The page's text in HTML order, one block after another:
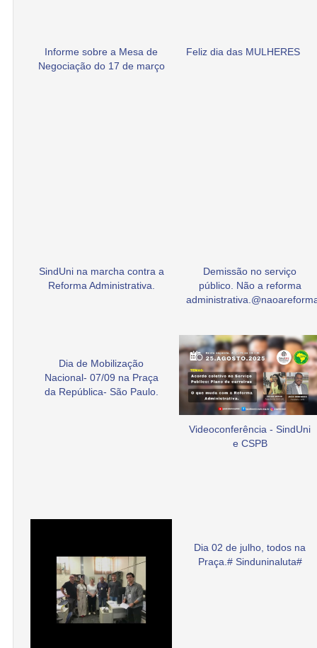
Informe sobre a Mesa de
Negociação do 17 de março
Feliz dia das MULHERES
SindUni na marcha contra a
Reforma Administrativa.
Demissão no serviço
público. Não a reforma
Dia de Mobilização
Nacional- 07/09 na Praça
da República- São Paulo.
Videoconferência - SindUni
e CSPB
Dia 02 de julho, todos na
Praça.# Sinduninaluta#